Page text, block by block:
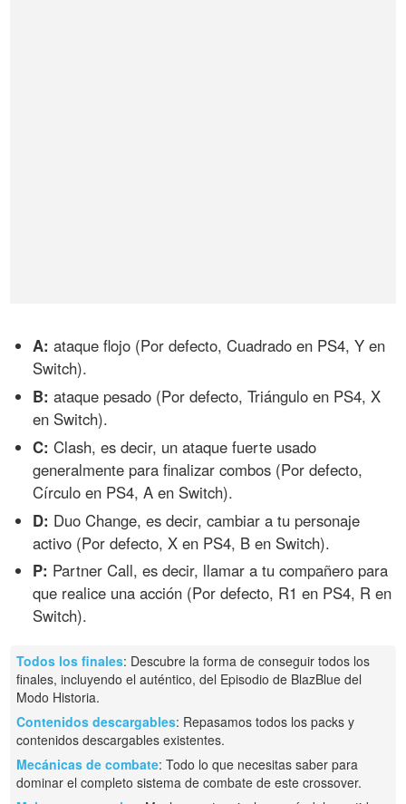
A: ataque flojo (Por defecto, Cuadrado en PS4, Y en
Switch).
B: ataque pesado (Por defecto, Triángulo en PS4, X
en Switch).
C: Clash, es decir, un ataque fuerte usado
generalmente para finalizar combos (Por defecto,
Círculo en PS4, A en Switch).
D: Duo Change, es decir, cambiar a tu personaje
activo (Por defecto, X en PS4, B en Switch).
P: Partner Call, es decir, llamar a tu compañero para
que realice una acción (Por defecto, R1 en PS4, R en
Switch).
Todos los finales: Descubre la forma de conseguir todos los
finales, incluyendo el auténtico, del Episodio de BlazBlue del
Modo Historia.
Contenidos descargables: Repasamos todos los packs y
contenidos descargables existentes.
Mecánicas de combate: Todo lo que necesitas saber para
dominar el completo sistema de combate de este crossover.